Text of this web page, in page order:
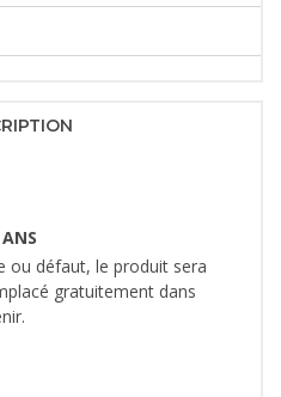
ou défaut, le produit sera
gratuitement dans